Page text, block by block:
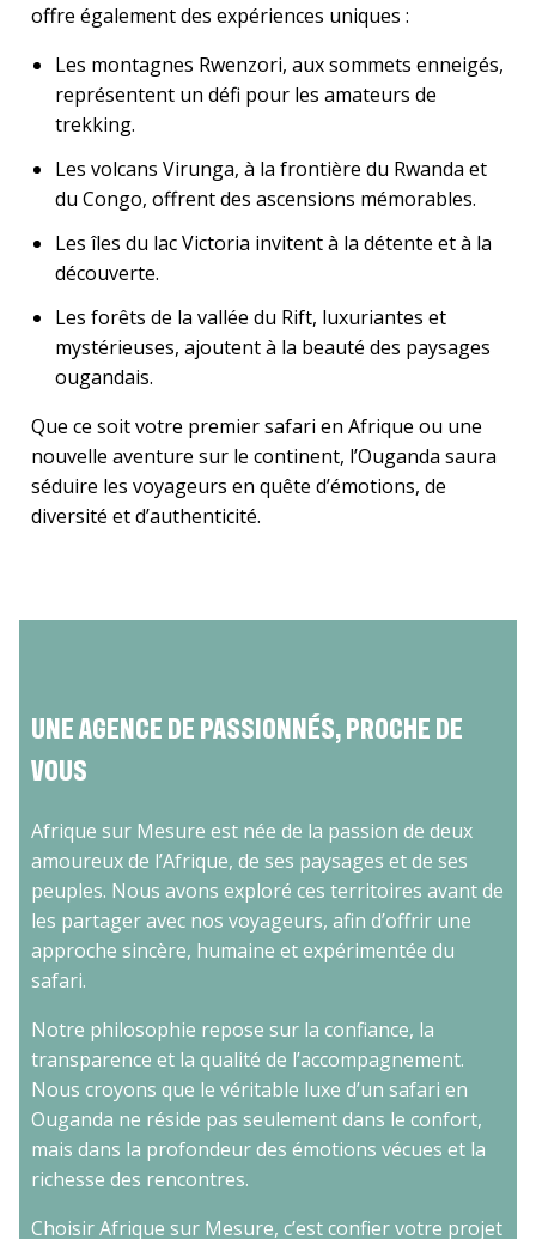
offre également des expériences uniques :
Les montagnes Rwenzori, aux sommets enneigés,
représentent un défi pour les amateurs de
trekking.
Les volcans Virunga, à la frontière du Rwanda et
du Congo, offrent des ascensions mémorables.
Les îles du lac Victoria invitent à la détente et à la
découverte.
Les forêts de la vallée du Rift, luxuriantes et
mystérieuses, ajoutent à la beauté des paysages
ougandais.
Que ce soit votre premier safari en Afrique ou une
nouvelle aventure sur le continent, l’Ouganda saura
séduire les voyageurs en quête d’émotions, de
diversité et d’authenticité.
UNE AGENCE DE PASSIONNÉS, PROCHE DE
VOUS
Afrique sur Mesure est née de la passion de deux
amoureux de l’Afrique, de ses paysages et de ses
peuples. Nous avons exploré ces territoires avant de
les partager avec nos voyageurs, afin d’offrir une
approche sincère, humaine et expérimentée du
safari.
Notre philosophie repose sur la confiance, la
transparence et la qualité de l’accompagnement.
Nous croyons que le véritable luxe d’un safari en
Ouganda ne réside pas seulement dans le confort,
mais dans la profondeur des émotions vécues et la
richesse des rencontres.
Choisir Afrique sur Mesure, c’est confier votre projet